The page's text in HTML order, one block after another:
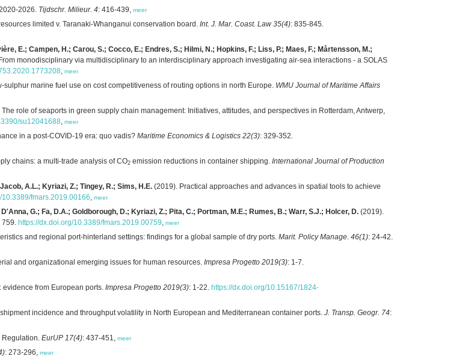
2026. Tijdschr. Milieur. 4: 416-439, meer
limited v. Taranaki-Whanganui conservation board. Int. J. Mar. Coast. Law 35(4): 835-845.
E.; Campen, H.; Carou, S.; Cocco, E.; Endres, S.; Hilmi, N.; Hopkins, F.; Liss, P.; Maes, F.; Mårtensson, M.;
monodisciplinary via multidisciplinary to an interdisciplinary approach investigating air-sea interactions - a SOLAS
, meer
marine fuel use on cost competitiveness of routing options in north Europe. WMU Journal of Maritime Affairs
The role of seaports in green supply chain management: Initiatives, attitudes, and perspectives in Rotterdam, Antwerp,
su12041688, meer
in a post-COVID-19 era: quo vadis? Maritime Economics & Logistics 22(3): 329-352.
chains: a multi-trade analysis of CO2 emission reductions in container shipping. International Journal of Production
A.L.; Kyriazi, Z.; Tingey, R.; Sims, H.E. (2019). Practical approaches and advances in spatial tools to achieve
fmars.2019.00166, meer
G.; Fa, D.A.; Goldborough, D.; Kyriazi, Z.; Pita, C.; Portman, M.E.; Rumes, B.; Warr, S.J.; Holcer, D. (2019).
759. https://dx.doi.org/10.3389/fmars.2019.00759, meer
and regional port-hinterland settings: findings for a global sample of dry ports. Marit. Policy Manage. 46(1): 24-42.
and organizational emerging issues for human resources. Impresa Progetto 2019(3): 1-7.
from European ports. Impresa Progetto 2019(3): 1-22. https://dx.doi.org/10.15167/1824-
incidence and throughput volatility in North European and Mediterranean container ports. J. Transp. Geogr. 74:
Regulation. EurUP 17(4): 437-451, meer
: 273-296, meer